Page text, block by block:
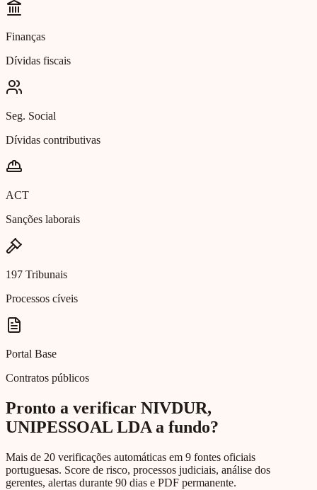
Finanças
Dívidas fiscais
Seg. Social
Dívidas contributivas
ACT
Sanções laborais
197 Tribunais
Processos cíveis
Portal Base
Contratos públicos
Pronto a verificar NIVDUR,
UNIPESSOAL LDA a fundo?
Mais de 20 verificações automáticas em 9 fontes oficiais
portuguesas. Score de risco, processos judiciais, análise dos
gerentes, alertas durante 90 dias e PDF permanente.